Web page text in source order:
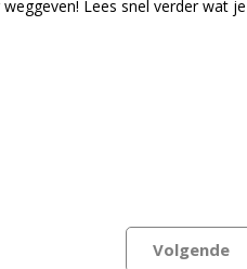
Lees snel verder wat je
Volgende